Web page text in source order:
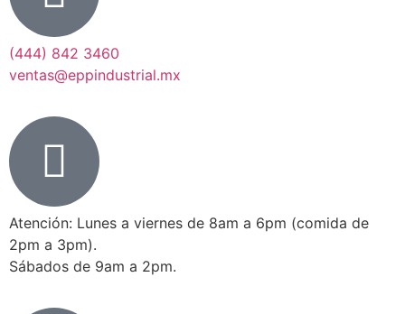
(444) 842 3460
ventas@eppindustrial.mx
Atención: Lunes a viernes de 8am a 6pm (comida de
2pm a 3pm).
Sábados de 9am a 2pm.